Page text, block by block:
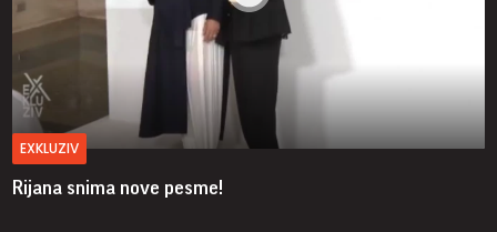
EXKLUZIV
Rijana snima nove pesme!